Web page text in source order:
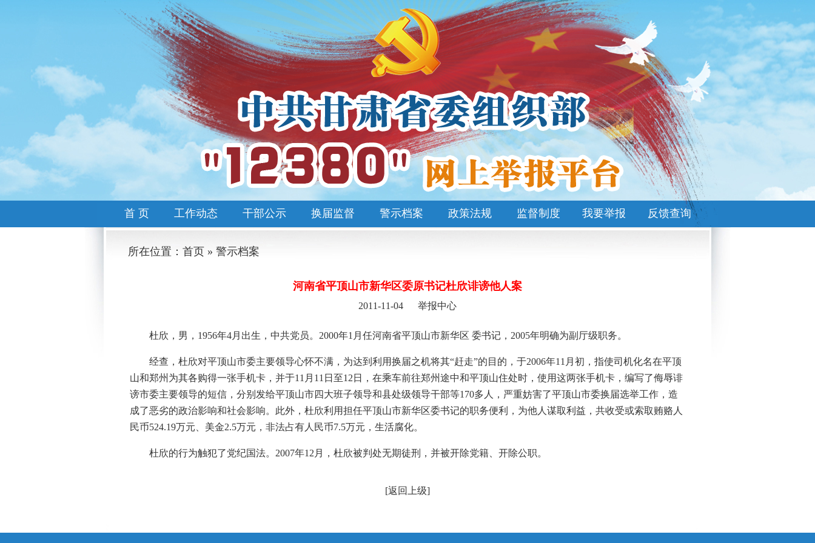
首 页 工作动态 干部公示 换届监督 警示档案 政策法规 监督制度 我要举报 反馈查询
所在位置：首页 » 警示档案
河南省平顶山市新华区委原书记杜欣诽谤他人案
2011-11-04 举报中心
杜欣，男，1956年4月出生，中共党员。2000年1月任河南省平顶山市新华区 委书记，2005年明确为副厅级职务。
经查，杜欣对平顶山市委主要领导心怀不满，为达到利用换届之机将其“赶走”的目的，于2006年11月初，指使司机化名在平顶
山和郑州为其各购得一张手机卡，并于11月11日至12日，在乘车前往郑州途中和平顶山住处时，使用这两张手机卡，编写了侮辱诽
谤市委主要领导的短信，分别发给平顶山市四大班子领导和县处级领导干部等170多人，严重妨害了平顶山市委换届选举工作，造
成了恶劣的政治影响和社会影响。此外，杜欣利用担任平顶山市新华区委书记的职务便利，为他人谋取利益，共收受或索取贿赂人
民币524.19万元、美金2.5万元，非法占有人民币7.5万元，生活腐化。
杜欣的行为触犯了党纪国法。2007年12月，杜欣被判处无期徒刑，并被开除党籍、开除公职。
[返回上级]